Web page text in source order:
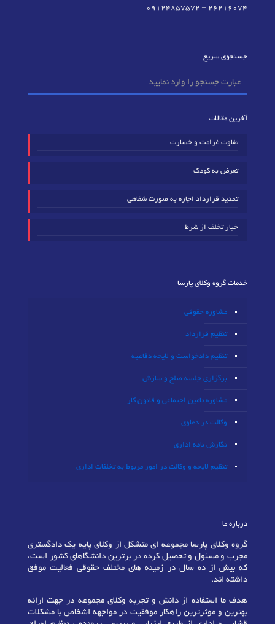
٢٦٢١٦٠٧٤ –
09124857572
جستجوی سریع
آخرین مقالات
تفاوت غرامت و خسارت
تعرض به کودک
تمدید قرارداد اجاره به صورت شفاهی
خیار تخلف از شرط
خدمات گروه وکلای پارسا
مشاوره حقوقی
تنظیم قرارداد
تنظیم دادخواست و لایحه دفاعیه
برگزاری جلسه صلح و سازش
مشاوره تامین اجتماعی و قانون کار
وکالت در دعاوی
نگارش نامه اداری
تنظیم لایحه و وکالت در امور مربوط به تخلفات اداری
درباره ما
گروه وکلای پارسا مجموعه ای متشکل از وکلای پایه یک دادگستری
مجرب و مسئول و تحصیل کرده در برترین دانشگاهای کشور است،
که بیش از ده سال در زمینه های مختلف حقوقی فعالیت موفق
داشته اند.
هدف ما استفاده از دانش و تجربه وکلای مجموعه در جهت ارائه
بهترین و موثرترین راهکار موفقیت در مواجهه اشخاص با مشکلات